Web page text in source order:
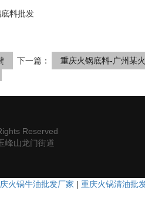
料批发
下一篇：
重庆火锅底料-广州某
Reserved
峰山龙门街道
火锅牛油批发厂家 | 重庆火锅清油批